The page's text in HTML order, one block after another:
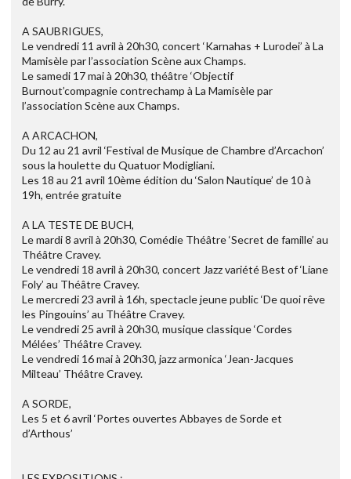
A SAUBRIGUES,
Le vendredi 11 avril à 20h30, concert ‘Karnahas + Lurodei’ à La
Mamisèle par l’association Scène aux Champs.
Le samedi 17 mai à 20h30, théâtre ‘Objectif
Burnout’compagnie contrechamp à La Mamisèle par
l’association Scène aux Champs.
A ARCACHON,
Du 12 au 21 avril ‘Festival de Musique de Chambre d’Arcachon’
sous la houlette du Quatuor Modigliani.
Les 18 au 21 avril 10ème édition du ‘Salon Nautique’ de 10 à
19h, entrée gratuite
A LA TESTE DE BUCH,
Le mardi 8 avril à 20h30, Comédie Théâtre ‘Secret de famille’ au
Théâtre Cravey.
Le vendredi 18 avril à 20h30, concert Jazz variété Best of ‘Liane
Foly’ au Théâtre Cravey.
Le mercredi 23 avril à 16h, spectacle jeune public ‘De quoi rêve
les Pingouins’ au Théâtre Cravey.
Le vendredi 25 avril à 20h30, musique classique ‘Cordes
Mélées’ Théâtre Cravey.
Le vendredi 16 mai à 20h30, jazz armonica ‘Jean-Jacques
Milteau’ Théâtre Cravey.
A SORDE,
Les 5 et 6 avril ‘Portes ouvertes Abbayes de Sorde et
d’Arthous’